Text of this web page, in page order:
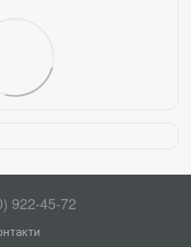
922-45-72